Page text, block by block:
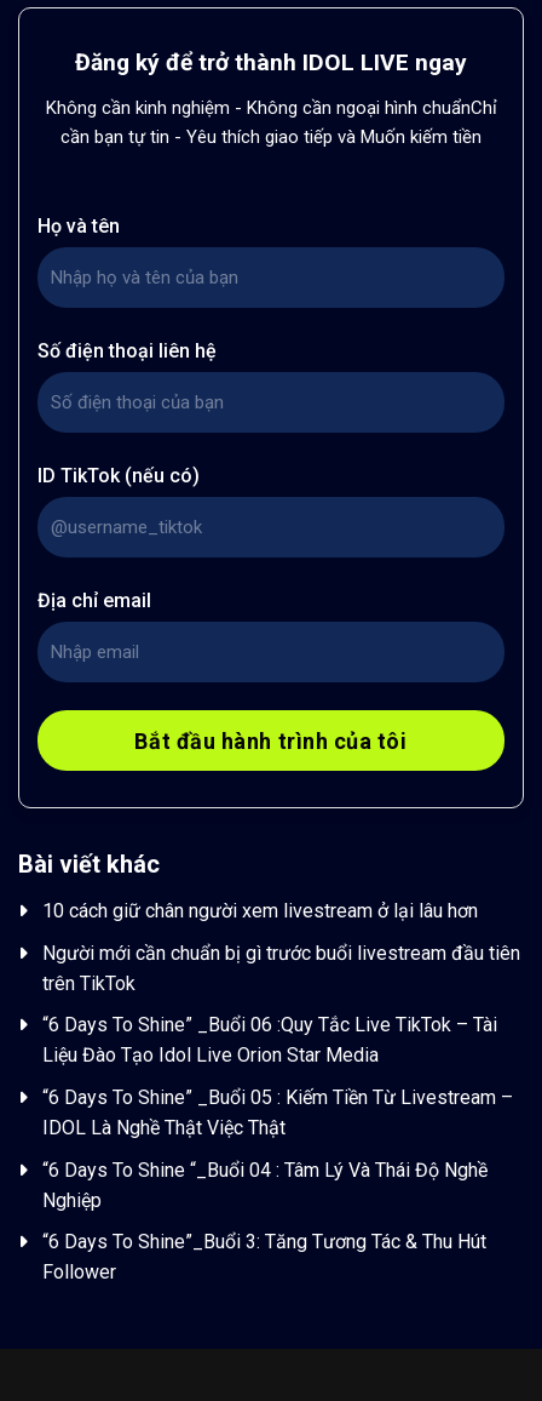
Đăng ký để trở thành IDOL LIVE ngay
Không cần kinh nghiệm - Không cần ngoại hình chuẩnChỉ
cần bạn tự tin - Yêu thích giao tiếp và Muốn kiếm tiền
Họ và tên
Số điện thoại liên hệ
ID TikTok (nếu có)
Địa chỉ email
Bài viết khác
10 cách giữ chân người xem livestream ở lại lâu hơn
Người mới cần chuẩn bị gì trước buổi livestream đầu tiên
trên TikTok
“6 Days To Shine” _Buổi 06 :Quy Tắc Live TikTok – Tài
Liệu Đào Tạo Idol Live Orion Star Media
“6 Days To Shine” _Buổi 05 : Kiếm Tiền Từ Livestream –
IDOL Là Nghề Thật Việc Thật
“6 Days To Shine “_Buổi 04 : Tâm Lý Và Thái Độ Nghề
Nghiệp
“6 Days To Shine”_Buổi 3: Tăng Tương Tác & Thu Hút
Follower